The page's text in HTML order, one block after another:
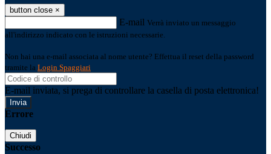
button close ×
E-mail Verrà inviato un messaggio
all'indirizzo indicato con le istruzioni necessarie.
Non hai una e-mail associata al nome utente? Effettua il reset della password
tramite la Login Spaggiari
E-mail inviata, si prega di controllare la casella di posta elettronica!
Errore
Chiudi
Successo